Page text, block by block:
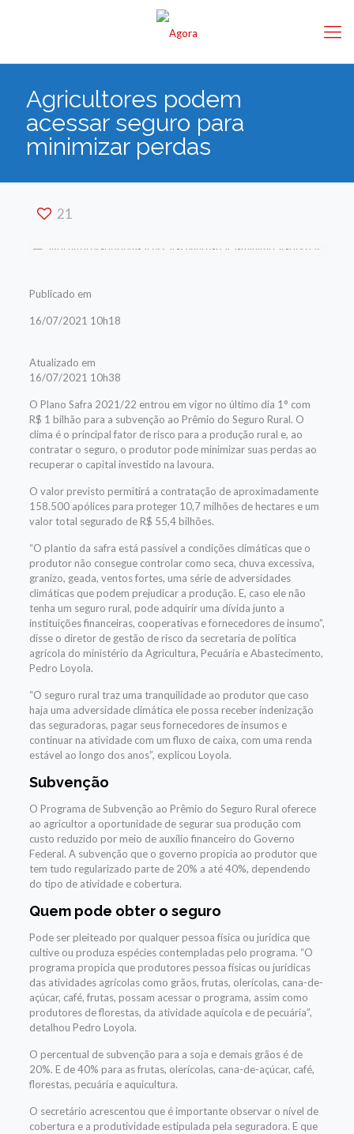
Agricultores podem
acessar seguro para
minimizar perdas
21
Publicado em
16/07/2021 10h18
Atualizado em
16/07/2021 10h38
O Plano Safra 2021/22 entrou em vigor no último dia 1° com
R$ 1 bilhão para a subvenção ao Prêmio do Seguro Rural. O
clima é o principal fator de risco para a produção rural e, ao
contratar o seguro, o produtor pode minimizar suas perdas ao
recuperar o capital investido na lavoura.
O valor previsto permitirá a contratação de aproximadamente
158.500 apólices para proteger 10,7 milhões de hectares e um
valor total segurado de R$ 55,4 bilhões.
“O plantio da safra está passível a condições climáticas que o
produtor não consegue controlar como seca, chuva excessiva,
granizo, geada, ventos fortes, uma série de adversidades
climáticas que podem prejudicar a produção. E, caso ele não
tenha um seguro rural, pode adquirir uma dívida junto a
instituições financeiras, cooperativas e fornecedores de insumo”,
disse o diretor de gestão de risco da secretaria de política
agrícola do ministério da Agricultura, Pecuária e Abastecimento,
Pedro Loyola.
“O seguro rural traz uma tranquilidade ao produtor que caso
haja uma adversidade climática ele possa receber indenização
das seguradoras, pagar seus fornecedores de insumos e
continuar na atividade com um fluxo de caixa, com uma renda
estável ao longo dos anos”, explicou Loyola.
Subvenção
O Programa de Subvenção ao Prêmio do Seguro Rural oferece
ao agricultor a oportunidade de segurar sua produção com
custo reduzido por meio de auxílio financeiro do Governo
Federal. A subvenção que o governo propicia ao produtor que
tem tudo regularizado parte de 20% a até 40%, dependendo
do tipo de atividade e cobertura.
Quem pode obter o seguro
Pode ser pleiteado por qualquer pessoa física ou jurídica que
cultive ou produza espécies contempladas pelo programa. “O
programa propicia que produtores pessoa físicas ou jurídicas
das atividades agrícolas como grãos, frutas, olerícolas, cana-de-
açúcar, café, frutas, possam acessar o programa, assim como
produtores de florestas, da atividade aquícola e de pecuária”,
detalhou Pedro Loyola.
O percentual de subvenção para a soja e demais grãos é de
20%. E de 40% para as frutas, olerícolas, cana-de-açúcar, café,
florestas, pecuária e aquicultura.
O secretário acrescentou que é importante observar o nível de
cobertura e a produtividade estipulada pela seguradora. E que